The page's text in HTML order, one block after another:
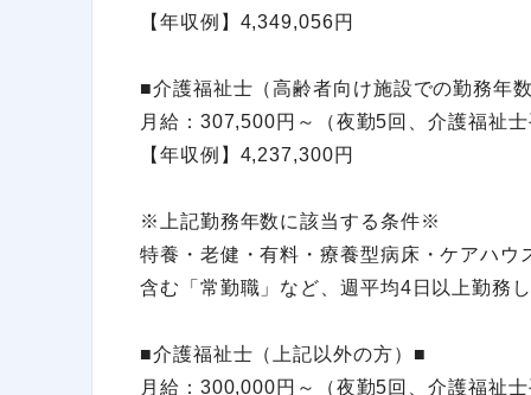
【年収例】4,349,056円
■介護福祉士（高齢者向け施設での勤務年
月給：307,500円～（夜勤5回、介護福祉
【年収例】4,237,300円
※上記勤務年数に該当する条件※
特養・老健・有料・療養型病床・ケアハ
含む「常勤職」など、週平均4日以上勤務
■介護福祉士（上記以外の方）■
月給：300,000円～（夜勤5回、介護福祉